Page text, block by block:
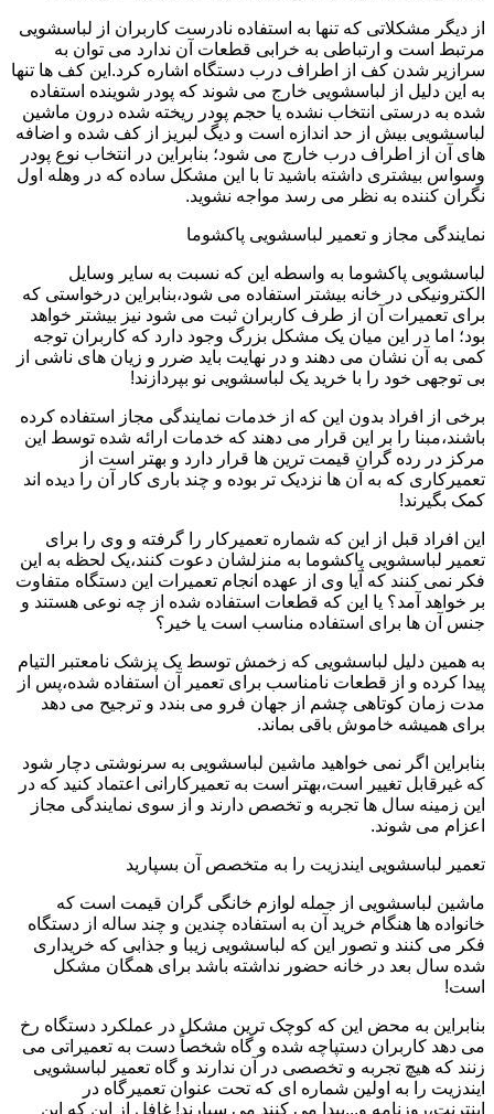
از دیگر مشکلاتی که تنها به استفاده نادرست کاربران از لباسشویی
مرتبط است و ارتباطی به خرابی قطعات آن ندارد می توان به
سرازیر شدن کف از اطراف درب دستگاه اشاره کرد.این کف ها تنها
به این دلیل از لباسشویی خارج می شوند که پودر شوینده استفاده
شده به درستی انتخاب نشده یا حجم پودر ریخته شده درون ماشین
لباسشویی بیش از حد اندازه است و دیگ لبریز از کف شده و اضافه
های آن از اطراف درب خارج می شود؛ بنابراین در انتخاب نوع پودر
وسواس بیشتری داشته باشید تا با این مشکل ساده که در وهله اول
نگران کننده به نظر می رسد مواجه نشوید.
نمایندگی مجاز و تعمیر لباسشویی پاکشوما
لباسشویی پاکشوما به واسطه این که نسبت به سایر وسایل
الکترونیکی در خانه بیشتر استفاده می شود،بنابراین درخواستی که
برای تعمیرات آن از طرف کاربران ثبت می شود نیز بیشتر خواهد
بود؛ اما در این میان یک مشکل بزرگ وجود دارد که کاربران توجه
کمی به آن نشان می دهند و در نهایت باید ضرر و زیان های ناشی از
بی توجهی خود را با خرید یک لباسشویی نو بپردازند!
برخی از افراد بدون این که از خدمات نمایندگی مجاز استفاده کرده
باشند،مبنا را بر این قرار می دهند که خدمات ارائه شده توسط این
مرکز در رده گران قیمت ترین ها قرار دارد و بهتر است از
تعمیرکاری که به آن ها نزدیک تر بوده و چند باری کار آن را دیده اند
کمک بگیرند!
این افراد قبل از این که شماره تعمیرکار را گرفته و وی را برای
تعمیر لباسشویی پاکشوما به منزلشان دعوت کنند،یک لحظه به این
فکر نمی کنند که آیا وی از عهده انجام تعمیرات این دستگاه متفاوت
بر خواهد آمد؟ یا این که قطعات استفاده شده از چه نوعی هستند و
جنس آن ها برای استفاده مناسب است یا خیر؟
به همین دلیل لباسشویی که زخمش توسط یک پزشک نامعتبر التیام
پیدا کرده و از قطعات نامناسب برای تعمیر آن استفاده شده،پس از
مدت زمان کوتاهی چشم از جهان فرو می بندد و ترجیح می دهد
برای همیشه خاموش باقی بماند.
بنابراین اگر نمی خواهید ماشین لباسشویی به سرنوشتی دچار شود
که غیرقابل تغییر است،بهتر است به تعمیرکارانی اعتماد کنید که در
این زمینه سال ها تجربه و تخصص دارند و از سوی نمایندگی مجاز
اعزام می شوند.
تعمیر لباسشویی ایندزیت را به متخصص آن بسپارید
ماشین لباسشویی از جمله لوازم خانگی گران قیمت است که
خانواده ها هنگام خرید آن به استفاده چندین و چند ساله از دستگاه
فکر می کنند و تصور این که لباسشویی زیبا و جذابی که خریداری
شده سال بعد در خانه حضور نداشته باشد برای همگان مشکل
است!
بنابراین به محض این که کوچک ترین مشکل در عملکرد دستگاه رخ
می دهد کاربران دستپاچه شده و گاه شخصاً دست به تعمیراتی می
زنند که هیچ تجربه و تخصصی در آن ندارند و گاه تعمیر لباسشویی
ایندزیت را به اولین شماره ای که تحت عنوان تعمیرگاه در
اینترنت،روزنامه و...پیدا می کنند می سپارند! غافل از این که این